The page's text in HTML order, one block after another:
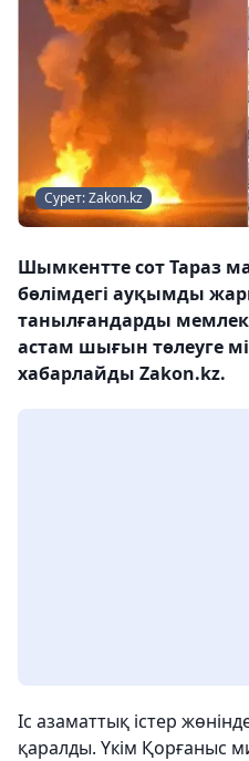
Сурет: Zakon.kz
Шымкентте сот Тараз
бөлімдегі ауқымды
танылғандарды
астам шығын төлеуге
хабарлайды Zakon.kz.
Іс азаматтық істер
қаралды. Үкім Қорғаныс